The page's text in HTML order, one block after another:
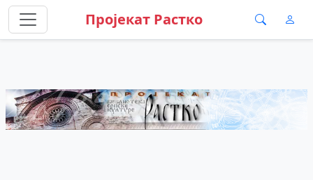
Пројекат Растко